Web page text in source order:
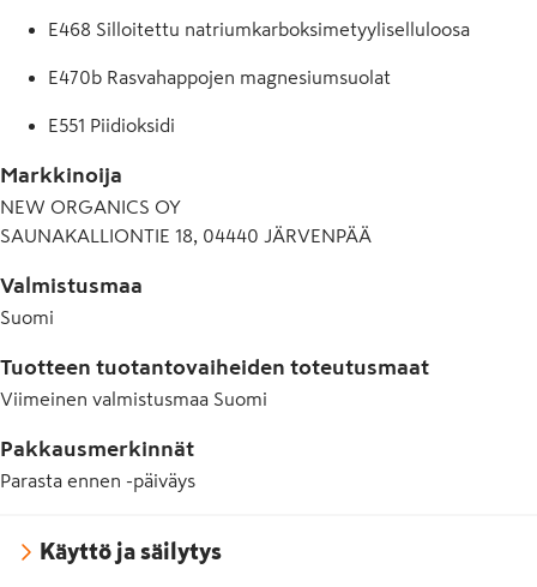
E468 Silloitettu natriumkarboksimetyyliselluloosa
E470b Rasvahappojen magnesiumsuolat
E551 Piidioksidi
Markkinoija
NEW ORGANICS OY
SAUNAKALLIONTIE 18, 04440 JÄRVENPÄÄ
Valmistusmaa
Suomi
Tuotteen tuotantovaiheiden toteutusmaat
Viimeinen valmistusmaa Suomi
Pakkausmerkinnät
Parasta ennen -päiväys
Käyttö ja säilytys